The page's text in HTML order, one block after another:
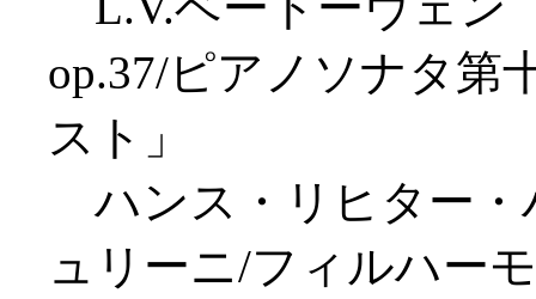
op.37/ピアノソナタ第
スト」
ハンス・リヒター・
ュリーニ/フィルハー